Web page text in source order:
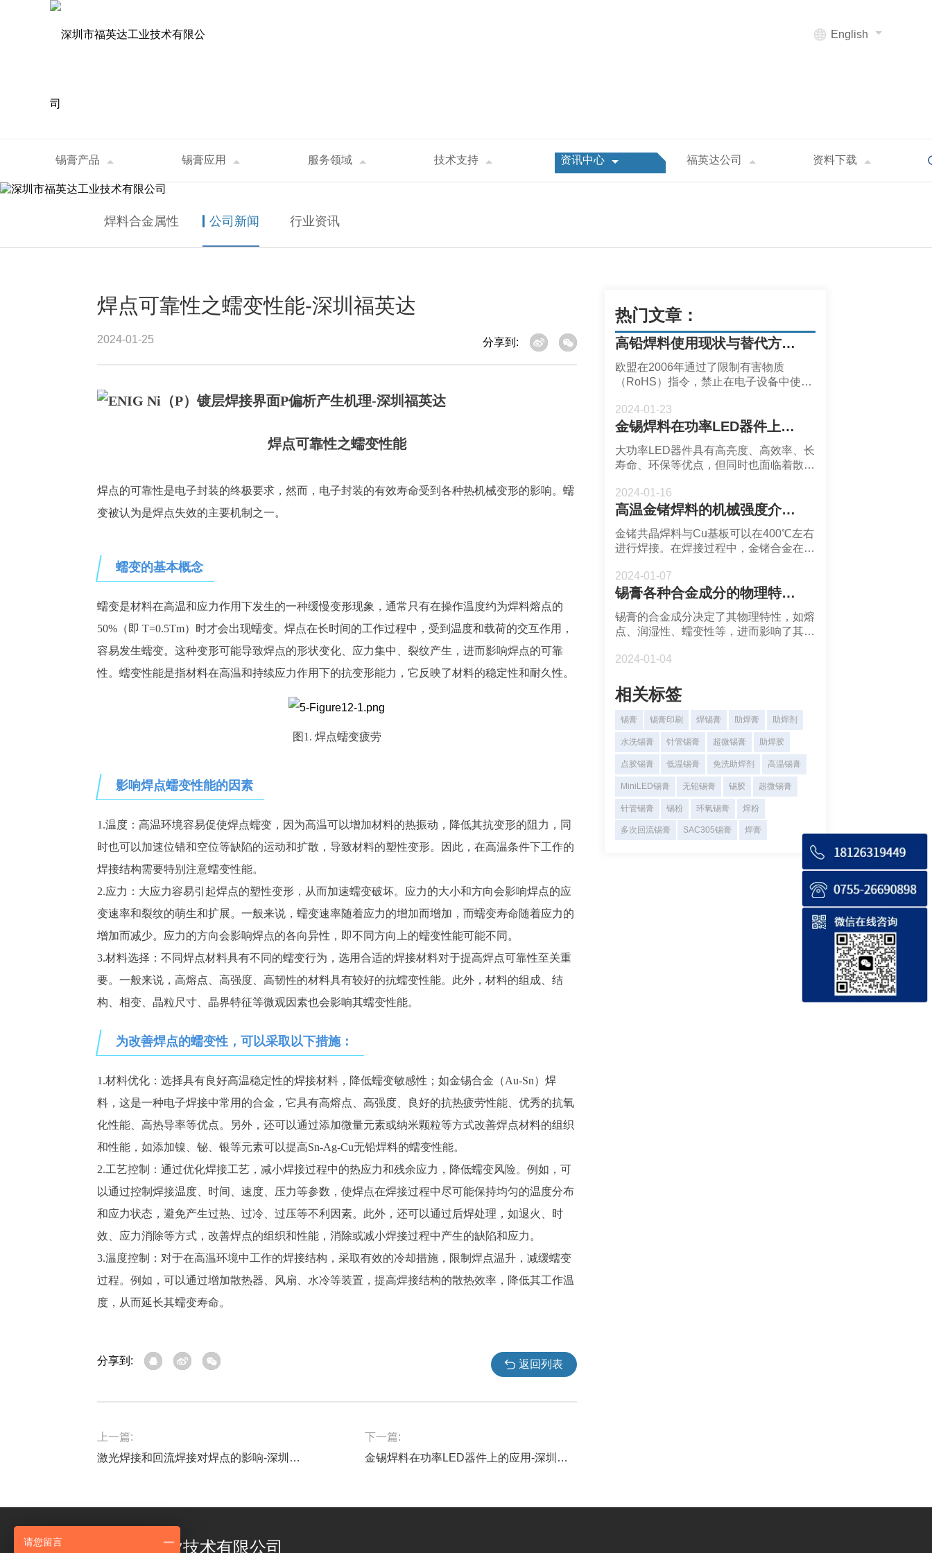
English
锡膏产品 锡膏应用 服务领域 技术支持 资讯中心 福英达公司 资料下载
资讯中心
首页 >公司新闻 焊点可靠性之蠕变性能-深圳福英达
焊料合金属性 公司新闻 行业资讯
焊点可靠性之蠕变性能-深圳福英达
2024-01-25 分享到:
焊点可靠性之蠕变性能
焊点的可靠性是电子封装的终极要求，然而，电子封装的有效寿命受到各种热机械变形的影响。蠕
变被认为是焊点失效的主要机制之一。
蠕变的基本概念
蠕变是材料在高温和应力作用下发生的一种缓慢变形现象，通常只有在操作温度约为焊料熔点的
50%（即 T=0.5Tm）时才会出现蠕变。焊点在长时间的工作过程中，受到温度和载荷的交互作用，
容易发生蠕变。这种变形可能导致焊点的形状变化、应力集中、裂纹产生，进而影响焊点的可靠
性。蠕变性能是指材料在高温和持续应力作用下的抗变形能力，它反映了材料的稳定性和耐久性。
图1. 焊点蠕变疲劳
影响焊点蠕变性能的因素
1.温度：高温环境容易促使焊点蠕变，因为高温可以增加材料的热振动，降低其抗变形的阻力，同
时也可以加速位错和空位等缺陷的运动和扩散，导致材料的塑性变形。因此，在高温条件下工作的
焊接结构需要特别注意蠕变性能。
2.应力：大应力容易引起焊点的塑性变形，从而加速蠕变破坏。应力的大小和方向会影响焊点的应
变速率和裂纹的萌生和扩展。一般来说，蠕变速率随着应力的增加而增加，而蠕变寿命随着应力的
增加而减少。应力的方向会影响焊点的各向异性，即不同方向上的蠕变性能可能不同。
3.材料选择：不同焊点材料具有不同的蠕变行为，选用合适的焊接材料对于提高焊点可靠性至关重
要。一般来说，高熔点、高强度、高韧性的材料具有较好的抗蠕变性能。此外，材料的组成、结
构、相变、晶粒尺寸、晶界特征等微观因素也会影响其蠕变性能。
为改善焊点的蠕变性，可以采取以下措施：
1.材料优化：选择具有良好高温稳定性的焊接材料，降低蠕变敏感性；如金锡合金（Au-Sn）焊
料，这是一种电子焊接中常用的合金，它具有高熔点、高强度、良好的抗热疲劳性能、优秀的抗氧
化性能、高热导率等优点。另外，还可以通过添加微量元素或纳米颗粒等方式改善焊点材料的组织
和性能，如添加镍、铋、银等元素可以提高Sn-Ag-Cu无铅焊料的蠕变性能。
2.工艺控制：通过优化焊接工艺，减小焊接过程中的热应力和残余应力，降低蠕变风险。例如，可
以通过控制焊接温度、时间、速度、压力等参数，使焊点在焊接过程中尽可能保持均匀的温度分布
和应力状态，避免产生过热、过冷、过压等不利因素。此外，还可以通过后焊处理，如退火、时
效、应力消除等方式，改善焊点的组织和性能，消除或减小焊接过程中产生的缺陷和应力。
3.温度控制：对于在高温环境中工作的焊接结构，采取有效的冷却措施，限制焊点温升，减缓蠕变
过程。例如，可以通过增加散热器、风扇、水冷等装置，提高焊接结构的散热效率，降低其工作温
度，从而延长其蠕变寿命。
分享到: 返回列表
上一篇:
激光焊接和回流焊接对焊点的影响-深圳福英达
下一篇:
金锡焊料在功率LED器件上的应用-深圳福英达
热门文章：
高铅焊料使用现状与替代方案-深圳福英达
欧盟在2006年通过了限制有害物质
（RoHS）指令，禁止在电子设备中使用
焊料（即铅占比超过85%的铅基合金）不
在该指令的管制范围内，可以在任何场合
2024-01-23
金锡焊料在功率LED器件上的应用-深圳福英达
大功率LED器件具有高亮度、高效率、长
寿命、环保等优点，但同时也面临着散
2024-01-16
高温金锗焊料的机械强度介绍-深圳福英达
金锗共晶焊料与Cu基板可以在400℃左右
进行焊接。在焊接过程中，金锗合金在焊
成密排六方结构固溶体（HCP）。
2024-01-07
锡膏各种合金成分的物理特性及可靠性-深圳福英达
锡膏的合金成分决定了其物理特性，如熔
点、润湿性、蠕变性等，进而影响了其焊
2024-01-04
相关标签
锡膏 锡膏印刷 焊锡膏 助焊膏 助焊剂
水洗锡膏 针管锡膏 超微锡膏 助焊胶
点胶锡膏 低温锡膏 免洗助焊剂 高温锡膏
MiniLED锡膏 无铅锡膏 锡胶 超微锡膏
针管锡膏 锡粉 环氧锡膏 焊粉
多次回流锡膏 SAC305锡膏 焊膏
深圳市福英达工业技术有限公司
请您留言